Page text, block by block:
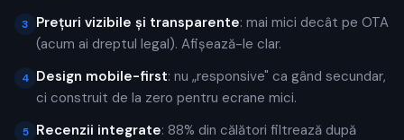
3 Prețuri vizibile și transparente: mai mici decât pe OTA
(acum ai dreptul legal). Afișează-le clar.
4 Design mobile-first: nu „responsive" ca gând secundar,
ci construit de la zero pentru ecrane mici.
5 Recenzii integrate: 88% din călători filtrează după